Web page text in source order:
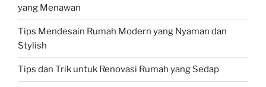
yang Menawan
Tips Mendesain Rumah Modern yang Nyaman dan
Stylish
Tips dan Trik untuk Renovasi Rumah yang Sedap